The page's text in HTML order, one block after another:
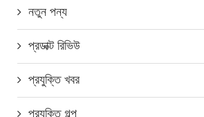
নতুন পন্য
প্রডাক্ট রিভিউ
প্রযুক্তি খবর
প্রযুক্তি গল্প